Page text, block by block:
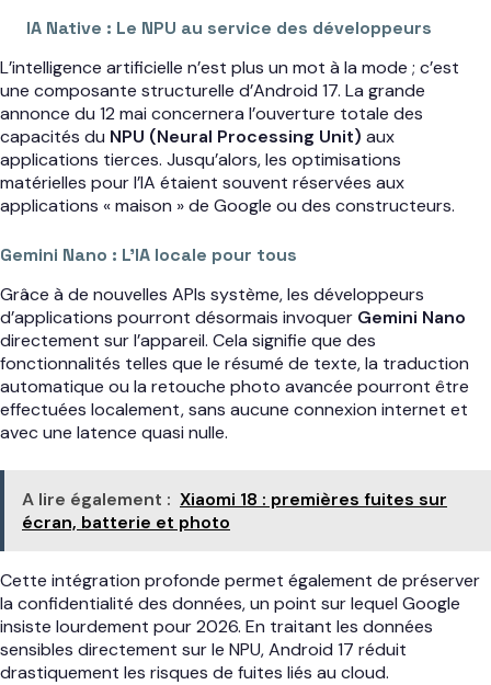
IA Native : Le NPU au service des développeurs
L’intelligence artificielle n’est plus un mot à la mode ; c’est
une composante structurelle d’Android 17. La grande
annonce du 12 mai concernera l’ouverture totale des
capacités du NPU (Neural Processing Unit) aux
applications tierces. Jusqu’alors, les optimisations
matérielles pour l’IA étaient souvent réservées aux
applications « maison » de Google ou des constructeurs.
Gemini Nano : L’IA locale pour tous
Grâce à de nouvelles APIs système, les développeurs
d’applications pourront désormais invoquer Gemini Nano
directement sur l’appareil. Cela signifie que des
fonctionnalités telles que le résumé de texte, la traduction
automatique ou la retouche photo avancée pourront être
effectuées localement, sans aucune connexion internet et
avec une latence quasi nulle.
A lire également : Xiaomi 18 : premières fuites sur
écran, batterie et photo
Cette intégration profonde permet également de préserver
la confidentialité des données, un point sur lequel Google
insiste lourdement pour 2026. En traitant les données
sensibles directement sur le NPU, Android 17 réduit
drastiquement les risques de fuites liés au cloud.